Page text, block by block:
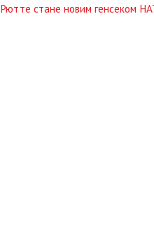
Рютте стане новим генсеком